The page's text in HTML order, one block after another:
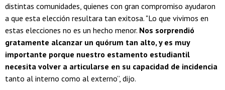
distintas comunidades, quienes con gran compromiso ayudaron
a que esta elección resultara tan exitosa. "Lo que vivimos en
estas elecciones no es un hecho menor. Nos sorprendió
gratamente alcanzar un quórum tan alto, y es muy
importante porque nuestro estamento estudiantil
necesita volver a articularse en su capacidad de incidencia
tanto al interno como al externo”, dijo.